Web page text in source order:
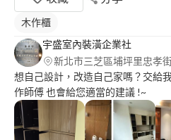
木作櫃
宇盛室內裝潢企業社
新北市三芝區埔坪里忠孝
想自己設計，改造自己家嗎？交
作師傅 也會給您適當的建議 !~